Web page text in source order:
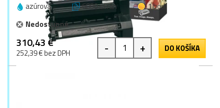
azúrová 6000 strán
1 bod
Nedostupné
310,43 €
252,39 € bez DPH - + DO KOŠÍKA